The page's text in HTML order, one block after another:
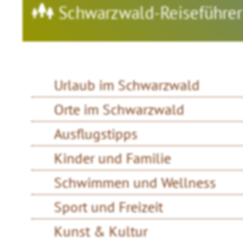
Schwarzwald-Reiseführer
Urlaub im Schwarzwald
Orte im Schwarzwald
Ausflugstipps
Kinder und Familie
Schwimmen und Wellness
Sport und Freizeit
Kunst & Kultur